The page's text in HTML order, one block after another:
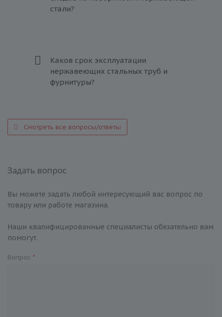
стали?
Каков срок эксплуатации
нержавеющих стальных труб и
фурнитуры?
Смотреть все вопросы/ответы
Задать вопрос
Вы можете задать любой интересующий вас вопрос по
товару или работе магазина.
Наши квалифицированные специалисты обязательно вам
помогут.
Вопрос *